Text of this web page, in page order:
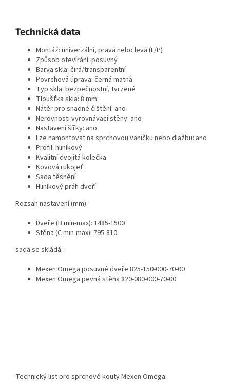
Technická data
Montáž: univerzální, pravá nebo levá (L/P)
Způsob otevírání: posuvný
Barva skla: čirá/transparentní
Povrchová úprava: černá matná
Typ skla: bezpečnostní, tvrzené
Tloušťka skla: 8 mm
Nátěr pro snadné čištění: ano
Nerovnosti vyrovnávací stěny: ano
Nastavení šířky: ano
Lze namontovat na sprchovou vaničku nebo dlažbu: ano
Profil: hliníkový
Kvalitní dvojitá kolečka
Kovová rukojeť
Sada těsnění
Hliníkový práh dveří
Rozsah nastavení (mm):
Dveře (B min-max): 1485-1500
Stěna (C min-max): 795-810
sada se skládá:
Mexen Omega posuvné dveře 825-150-000-70-00
Mexen Omega pevná stěna 820-080-000-70-00
Technický list pro sprchové kouty Mexen Omega: